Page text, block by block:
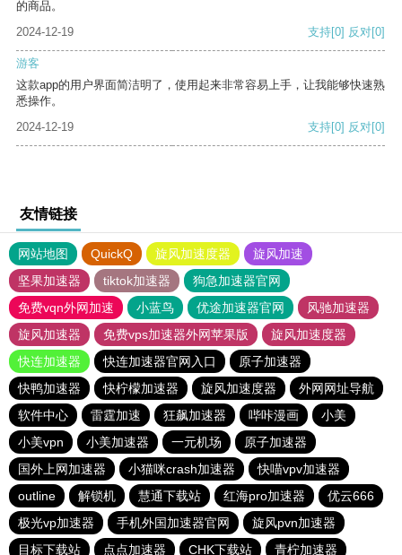
的商品。
2024-12-19
支持[0] 反对[0]
游客
这款app的用户界面简洁明了，使用起来非常容易上手，让我能够快速熟
悉操作。
2024-12-19
支持[0] 反对[0]
友情链接
网站地图 QuickQ 旋风加速度器
旋风加速
坚果加速器
tiktok加速器
狗急加速器官网
免费vqn外网加速
小蓝鸟 优途加速器官网
风驰加速器
旋风加速器
免费vps加速器外网苹果版
旋风加速度器
快连加速器
快连加速器官网入口
原子加速器
快鸭加速器
快柠檬加速器 旋风加速度器
外网网址导航
软件中心
雷霆加速 狂飙加速器 哔咔漫画
小美
小美vpn
小美加速器 一元机场
原子加速器
国外上网加速器
小猫咪crash加速器
快喵vpv加速器
outline
解锁机 慧通下载站 红海pro加速器
优云666
极光vp加速器
手机外国加速器官网
旋风pvn加速器
目标下载站
点点加速器 CHK下载站 青柠加速器